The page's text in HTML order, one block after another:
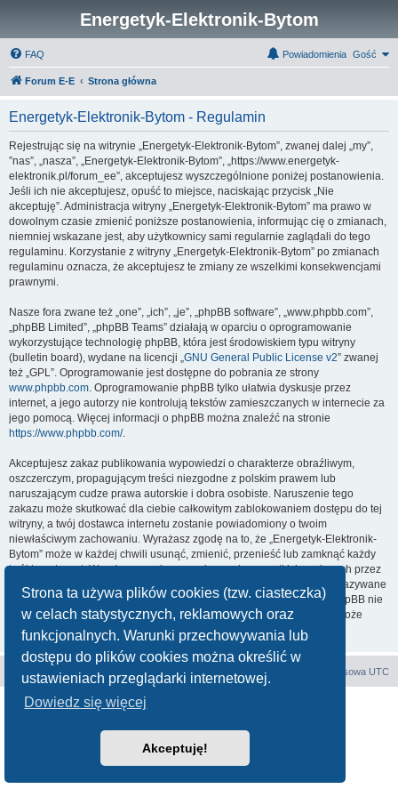
Strona ta używa plików cookies (tzw. ciasteczka)
w celach statystycznych, reklamowych oraz
funkcjonalnych. Warunki przechowywania lub
dostępu do plików cookies można określić w
ustawieniach przeglądarki internetowej.
Dowiedz się więcej
Akceptuję!
Energetyk-Elektronik-Bytom
FAQ Gość
Powiadomienia
Forum E-E Strona główna
Energetyk-Elektronik-Bytom - Regulamin
Rejestrując się na witrynie „Energetyk-Elektronik-Bytom”, zwanej dalej „my”,
”nas”, „nasza”, „Energetyk-Elektronik-Bytom”, „https://www.energetyk-
elektronik.pl/forum_ee”, akceptujesz wyszczególnione poniżej postanowienia.
Jeśli ich nie akceptujesz, opuść to miejsce, naciskając przycisk „Nie
akceptuję”. Administracja witryny „Energetyk-Elektronik-Bytom” ma prawo w
dowolnym czasie zmienić poniższe postanowienia, informując cię o zmianach,
niemniej wskazane jest, aby użytkownicy sami regularnie zaglądali do tego
regulaminu. Korzystanie z witryny „Energetyk-Elektronik-Bytom” po zmianach
regulaminu oznacza, że akceptujesz te zmiany ze wszelkimi konsekwencjami
prawnymi.
Nasze fora zwane też „one”, „ich”, „je”, „phpBB software”, „www.phpbb.com”,
„phpBB Limited”, „phpBB Teams” działają w oparciu o oprogramowanie
wykorzystujące technologię phpBB, która jest środowiskiem typu witryny
(bulletin board), wydane na licencji „GNU General Public License v2” zwanej
też „GPL”. Oprogramowanie jest dostępne do pobrania ze strony
www.phpbb.com. Oprogramowanie phpBB tylko ułatwia dyskusje przez
internet, a jego autorzy nie kontrolują tekstów zamieszczanych w internecie za
jego pomocą. Więcej informacji o phpBB można znaleźć na stronie
https://www.phpbb.com/.
Akceptujesz zakaz publikowania wypowiedzi o charakterze obraźliwym,
oszczerczym, propagującym treści niezgodne z polskim prawem lub
naruszającym cudze prawa autorskie i dobra osobiste. Naruszenie tego
zakazu może skutkować dla ciebie całkowitym zablokowaniem dostępu do tej
witryny, a twój dostawca internetu zostanie powiadomiony o twoim
niewłaściwym zachowaniu. Wyrażasz zgodę na to, że „Energetyk-Elektronik-
Bytom” może w każdej chwili usunąć, zmienić, przenieść lub zamknąć każdy
twój temat, post. Wyrażasz zgodę na zapisywanie wszystkich podanych przez
ciebie informacji w naszej bazie danych. Informacje te nie będą przekazywane
nikomu bez twojej zgody, ale ani „Energetyk-Elektronik-Bytom”, ani phpBB nie
ponosi odpowiedzialności za włamania do witryny, podczas których może
dojść do kradzieży danych.
Forum E-E Strona główna Strefa czasowa UTC
Technologię dostarcza
Zasady ochrony danych osobowych |